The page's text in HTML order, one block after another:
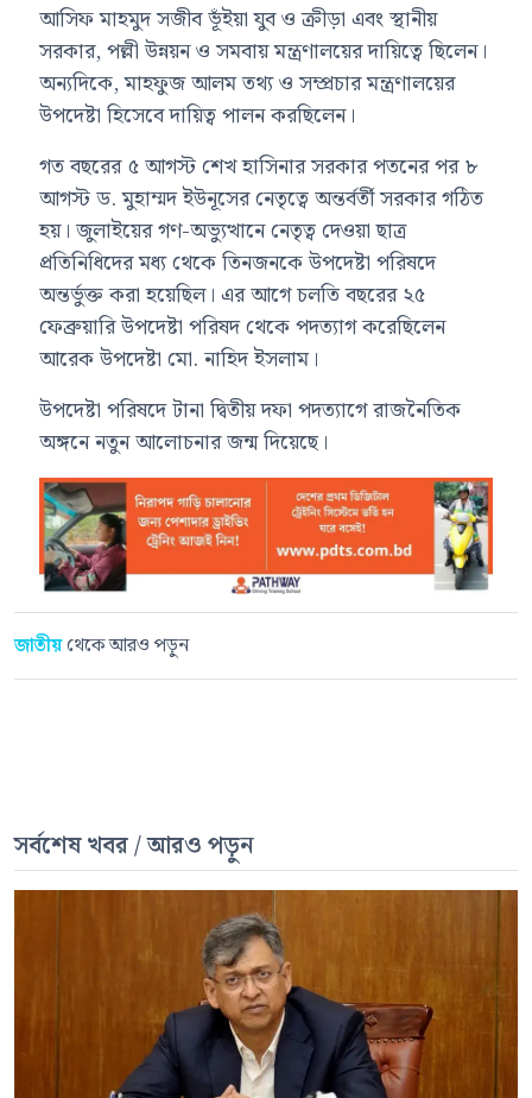
আসিফ মাহমুদ সজীব ভূঁইয়া যুব ও ক্রীড়া এবং স্থানীয়
সরকার, পল্লী উন্নয়ন ও সমবায় মন্ত্রণালয়ের দায়িত্বে ছিলেন।
অন্যদিকে, মাহফুজ আলম তথ্য ও সম্প্রচার মন্ত্রণালয়ের
উপদেষ্টা হিসেবে দায়িত্ব পালন করছিলেন।
গত বছরের ৫ আগস্ট শেখ হাসিনার সরকার পতনের পর ৮
আগস্ট ড. মুহাম্মদ ইউনূসের নেতৃত্বে অন্তর্বর্তী সরকার গঠিত
হয়। জুলাইয়ের গণ-অভ্যুত্থানে নেতৃত্ব দেওয়া ছাত্র
প্রতিনিধিদের মধ্য থেকে তিনজনকে উপদেষ্টা পরিষদে
অন্তর্ভুক্ত করা হয়েছিল। এর আগে চলতি বছরের ২৫
ফেব্রুয়ারি উপদেষ্টা পরিষদ থেকে পদত্যাগ করেছিলেন
আরেক উপদেষ্টা মো. নাহিদ ইসলাম।
উপদেষ্টা পরিষদে টানা দ্বিতীয় দফা পদত্যাগে রাজনৈতিক
অঙ্গনে নতুন আলোচনার জন্ম দিয়েছে।
জাতীয়থেকে আরও পড়ুন
সর্বশেষ খবর / আরও পড়ুন